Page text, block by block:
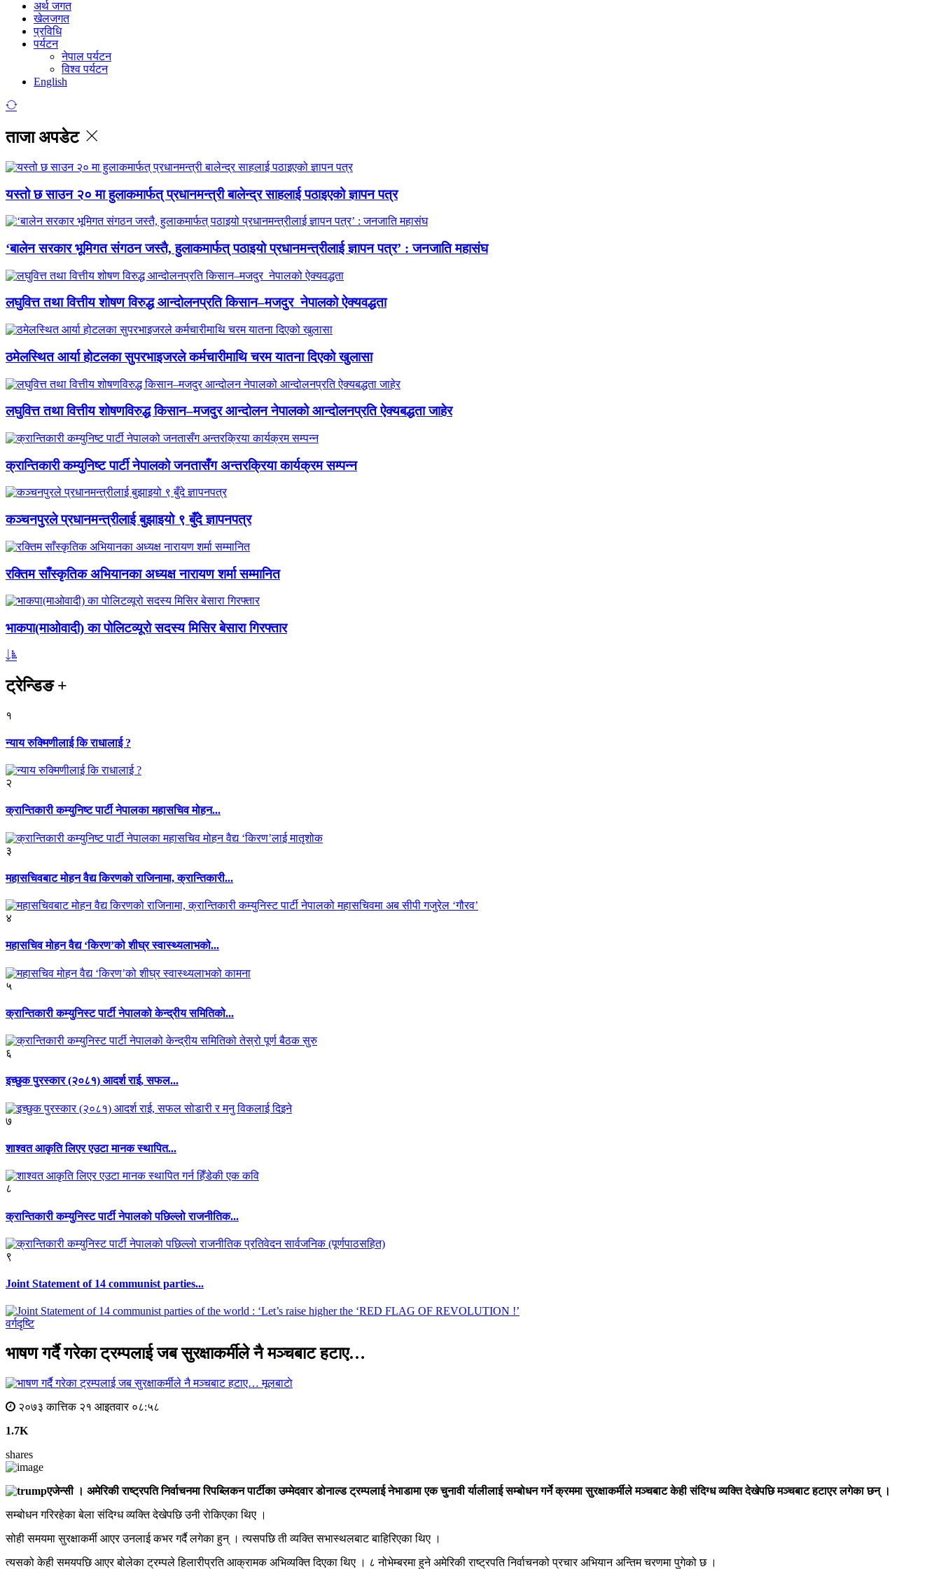
अर्थ जगत
खेलजगत
प्रविधि
पर्यटन
नेपाल पर्यटन
विश्व पर्यटन
English
ताजा अपडेट
यस्तो छ साउन २० मा हुलाकमार्फत् प्रधानमन्त्री बालेन्द्र साहलाई पठाइएको ज्ञापन पत्र
‘बालेन सरकार भूमिगत संगठन जस्तै, हुलाकमार्फत् पठाइयो प्रधानमन्त्रीलाई ज्ञापन पत्र’ : जनजाति महासंघ
लघुवित्त तथा वित्तीय शोषण विरुद्ध आन्दोलनप्रति किसान–मजदुर नेपालको ऐक्यवद्धता
ठमेलस्थित आर्या होटलका सुपरभाइजरले कर्मचारीमाथि चरम यातना दिएको खुलासा
लघुवित्त तथा वित्तीय शोषणविरुद्ध किसान–मजदुर आन्दोलन नेपालको आन्दोलनप्रति ऐक्यबद्धता जाहेर
क्रान्तिकारी कम्युनिष्ट पार्टी नेपालको जनतासँग अन्तरक्रिया कार्यक्रम सम्पन्न
कञ्चनपुरले प्रधानमन्त्रीलाई बुझाइयो ९ बुँदे ज्ञापनपत्र
रक्तिम साँस्कृतिक अभियानका अध्यक्ष नारायण शर्मा सम्मानित
भाकपा(माओवादी) का पोलिटव्यूरो सदस्य मिसिर बेसारा गिरफ्तार
ट्रेन्डिङ+
१
न्याय रुक्मिणीलाई कि राधालाई ?
२
क्रान्तिकारी कम्युनिष्ट पार्टी नेपालका महासचिव मोहन...
३
महासचिवबाट मोहन वैद्य किरणको राजिनामा, क्रान्तिकारी...
४
महासचिव मोहन वैद्य ‘किरण’को शीघ्र स्वास्थ्यलाभको...
५
क्रान्तिकारी कम्युनिस्ट पार्टी नेपालको केन्द्रीय समितिको...
६
इच्छुक पुरस्कार (२०८१) आदर्श राई, सफल...
७
शाश्वत आकृति लिएर एउटा मानक स्थापित...
८
क्रान्तिकारी कम्युनिस्ट पार्टी नेपालको पछिल्लो राजनीतिक...
९
Joint Statement of 14 communist parties...
वर्गदृष्टि
भाषण गर्दै गरेका ट्रम्पलाई जब सुरक्षाकर्मीले नै मञ्चबाट हटाए…
मूलबाटाे
२०७३ कात्तिक २१ आइतवार ०८:५८
1.7K
shares
एजेन्सी । अमेरिकी राष्ट्रपति निर्वाचनमा रिपब्लिकन पार्टीका उम्मेदवार डोनाल्ड ट्रम्पलाई नेभाडामा एक चुनावी र्यालीलाई सम्बोधन गर्ने क्रममा सुरक्षाकर्मीले मञ्चबाट केही संदिग्ध व्यक्ति देखेपछि मञ्चबाट हटाएर लगेका छन् ।
सम्बोधन गरिरहेका बेला संदिग्ध व्यक्ति देखेपछि उनी रोकिएका थिए ।
सोही समयमा सुरक्षाकर्मी आएर उनलाई कभर गर्दै लगेका हुन् । त्यसपछि ती व्यक्ति सभास्थलबाट बाहिरिएका थिए ।
त्यसको केही समयपछि आएर बोलेका ट्रम्पले हिलारीप्रति आक्रामक अभिव्यक्ति दिएका थिए । ८ नोभेम्बरमा हुने अमेरिकी राष्ट्रपति निर्वाचनको प्रचार अभियान अन्तिम चरणमा पुगेको छ ।